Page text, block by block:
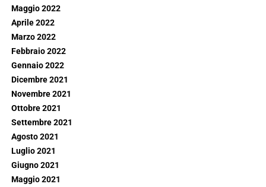
Maggio 2022
Aprile 2022
Marzo 2022
Febbraio 2022
Gennaio 2022
Dicembre 2021
Novembre 2021
Ottobre 2021
Settembre 2021
Agosto 2021
Luglio 2021
Giugno 2021
Maggio 2021